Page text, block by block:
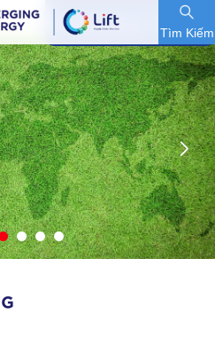
Tìm Kiếm
Mã Chứng Khoán : 600153.SH